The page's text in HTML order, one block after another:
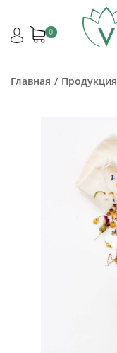
0
Главная Продукция